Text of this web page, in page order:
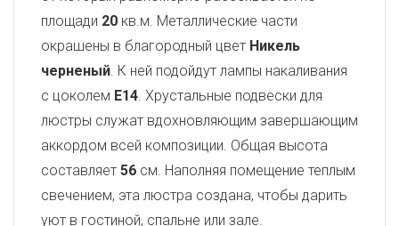
площади 20 кв.м. Металлические части
окрашены в благородный цвет Никель
черненый. К ней подойдут лампы накаливания
с цоколем E14. Хрустальные подвески для
люстры служат вдохновляющим завершающим
аккордом всей композиции. Общая высота
составляет 56 см. Наполняя помещение теплым
свечением, эта люстра создана, чтобы дарить
уют в гостиной, спальне или зале.